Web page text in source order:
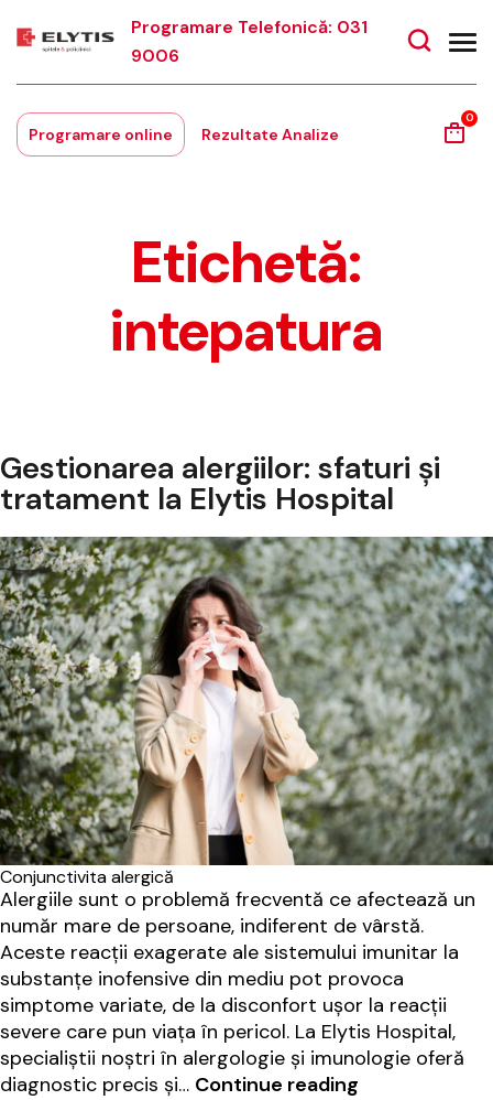
Programare Telefonică: 031
9006
Programare online Rezultate Analize
0
Etichetă:
intepatura
Gestionarea alergiilor: sfaturi și
tratament la Elytis Hospital
Conjunctivita alergică
Alergiile sunt o problemă frecventă ce afectează un
număr mare de persoane, indiferent de vârstă.
Aceste reacții exagerate ale sistemului imunitar la
substanțe inofensive din mediu pot provoca
simptome variate, de la disconfort ușor la reacții
severe care pun viața în pericol. La Elytis Hospital,
specialiștii noștri în alergologie și imunologie oferă
diagnostic precis și… Continue reading